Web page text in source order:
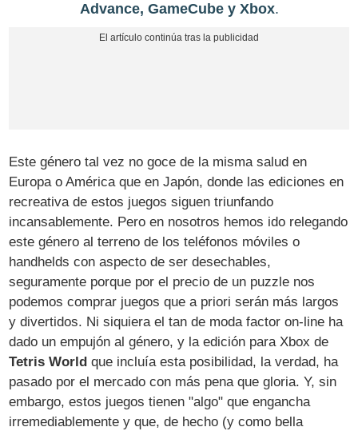
Advance, GameCube y Xbox.
Este género tal vez no goce de la misma salud en
Europa o América que en Japón, donde las ediciones en
recreativa de estos juegos siguen triunfando
incansablemente. Pero en nosotros hemos ido relegando
este género al terreno de los teléfonos móviles o
handhelds con aspecto de ser desechables,
seguramente porque por el precio de un puzzle nos
podemos comprar juegos que a priori serán más largos
y divertidos. Ni siquiera el tan de moda factor on-line ha
dado un empujón al género, y la edición para Xbox de
Tetris World que incluía esta posibilidad, la verdad, ha
pasado por el mercado con más pena que gloria. Y, sin
embargo, estos juegos tienen "algo" que engancha
irremediablemente y que, de hecho (y como bella